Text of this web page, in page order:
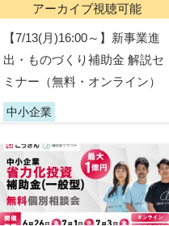
アーカイブ視聴可能
【7/13(月)16:00～】新事業進
出・ものづくり補助金 解説セ
ミナー（無料・オンライン）
中小企業